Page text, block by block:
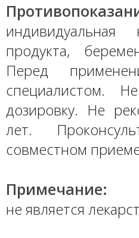
индивидуальная
продукта,
Перед
специалистом.
дозировку. Не
лет.
совместном
Примечание:
не является